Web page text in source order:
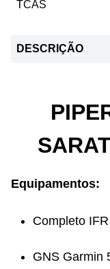
TCAS
DESCRIÇÃO
Equipamentos:
Completo IFR
GNS Garmin